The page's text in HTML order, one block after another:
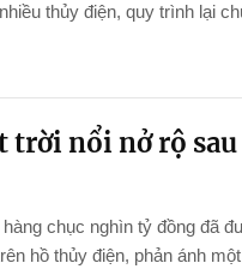
thủy điện, quy trình lại
trời nổi nở rộ
chục nghìn tỷ đồng đã
hồ thủy điện, phản ánh